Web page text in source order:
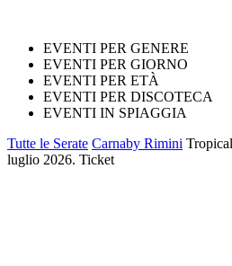
EVENTI PER GENERE
EVENTI PER GIORNO
EVENTI PER ETÀ
EVENTI PER DISCOTECA
EVENTI IN SPIAGGIA
Tutte le Serate Carnaby Rimini
luglio 2026. Ticket